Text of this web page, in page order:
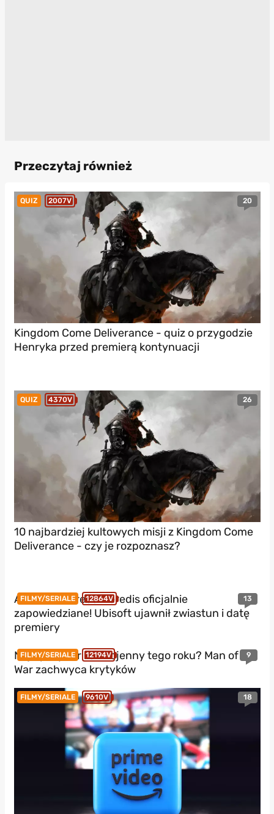
Przeczytaj również
QUIZ 2007V 20
Kingdom Come Deliverance - quiz o przygodzie
Henryka przed premierą kontynuacji
QUIZ 4370V 26
10 najbardziej kultowych misji z Kingdom Come
Deliverance - czy je rozpoznasz?
FILMY/SERIALE 12864V 13
Assassin’s Creed Heredis oficjalnie
zapowiedziane! Ubisoft ujawnił zwiastun i datę
premiery
FILMY/SERIALE 12194V 9
Najlepszy thriller wojenny tego roku? Man of
War zachwyca krytyków
FILMY/SERIALE 9610V 18